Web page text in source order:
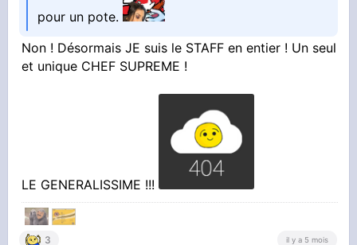
pour un pote.
Non ! Désormais JE suis le STAFF en entier ! Un seul
et unique CHEF SUPREME !
LE GENERALISSIME !!!
‎‎ ‎
3 il y a 5 mois